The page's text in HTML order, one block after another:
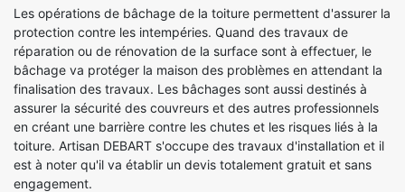
Les opérations de bâchage de la toiture permettent d'assurer la
protection contre les intempéries. Quand des travaux de
réparation ou de rénovation de la surface sont à effectuer, le
bâchage va protéger la maison des problèmes en attendant la
finalisation des travaux. Les bâchages sont aussi destinés à
assurer la sécurité des couvreurs et des autres professionnels
en créant une barrière contre les chutes et les risques liés à la
toiture. Artisan DEBART s'occupe des travaux d'installation et il
est à noter qu'il va établir un devis totalement gratuit et sans
engagement.